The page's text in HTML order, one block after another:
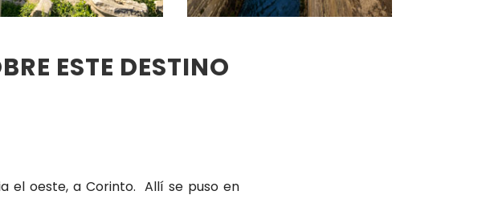
ESTE DESTINO
el oeste, a Corinto. Allí se puso en